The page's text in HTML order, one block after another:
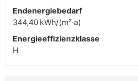
Endenergie­bedarf
344,40 kWh/(m²·a)
Energie­effizienz­klasse
H